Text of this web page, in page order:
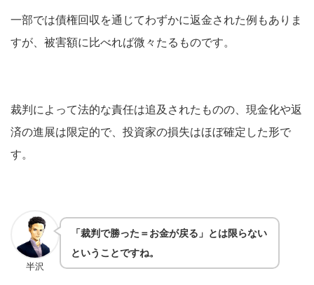
一部では債権回収を通じてわずかに返金された例もありま
すが、被害額に比べれば微々たるものです。
裁判によって法的な責任は追及されたものの、現金化や返
済の進展は限定的で、投資家の損失はほぼ確定した形で
す。
半沢
「裁判で勝った＝お金が戻る」とは限らない
ということですね。